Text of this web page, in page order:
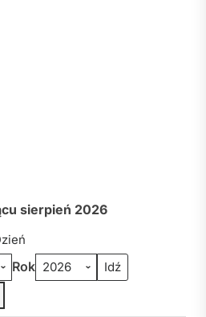
sierpień 2026
Rok